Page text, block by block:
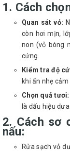
1. Cách
Quan sát vỏ:
còn hơi mịn,
non (vỏ bóng
cứng.
Kiểm tra độ
khi ấn nhẹ
Chọn quả tươi:
là dấu hiệu
2. Cách sơ
nấu:
Rửa sạch vỏ